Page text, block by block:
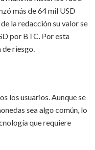
más de 64 mil USD
la redacción su valor se
por BTC. Por esta
de riesgo.
los usuarios. Aunque se
sea algo común, lo
que requiere